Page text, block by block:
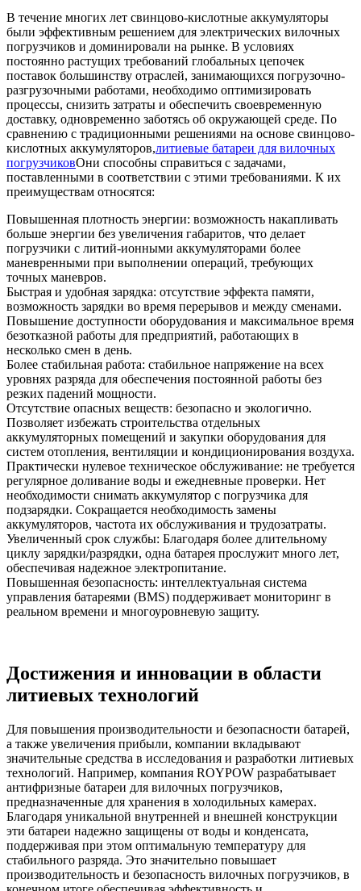
В течение многих лет свинцово-кислотные аккумуляторы
были эффективным решением для электрических вилочных
погрузчиков и доминировали на рынке. В условиях
постоянно растущих требований глобальных цепочек
поставок большинству отраслей, занимающихся погрузочно-
разгрузочными работами, необходимо оптимизировать
процессы, снизить затраты и обеспечить своевременную
доставку, одновременно заботясь об окружающей среде. По
сравнению с традиционными решениями на основе свинцово-
кислотных аккумуляторов,литиевые батареи для вилочных
погрузчиковОни способны справиться с задачами,
поставленными в соответствии с этими требованиями. К их
преимуществам относятся:
Повышенная плотность энергии: возможность накапливать
больше энергии без увеличения габаритов, что делает
погрузчики с литий-ионными аккумуляторами более
маневренными при выполнении операций, требующих
точных маневров.
Быстрая и удобная зарядка: отсутствие эффекта памяти,
возможность зарядки во время перерывов и между сменами.
Повышение доступности оборудования и максимальное время
безотказной работы для предприятий, работающих в
несколько смен в день.
Более стабильная работа: стабильное напряжение на всех
уровнях разряда для обеспечения постоянной работы без
резких падений мощности.
Отсутствие опасных веществ: безопасно и экологично.
Позволяет избежать строительства отдельных
аккумуляторных помещений и закупки оборудования для
систем отопления, вентиляции и кондиционирования воздуха.
Практически нулевое техническое обслуживание: не требуется
регулярное доливание воды и ежедневные проверки. Нет
необходимости снимать аккумулятор с погрузчика для
подзарядки. Сокращается необходимость замены
аккумуляторов, частота их обслуживания и трудозатраты.
Увеличенный срок службы: Благодаря более длительному
циклу зарядки/разрядки, одна батарея прослужит много лет,
обеспечивая надежное электропитание.
Повышенная безопасность: интеллектуальная система
управления батареями (BMS) поддерживает мониторинг в
реальном времени и многоуровневую защиту.
Достижения и инновации в области
литиевых технологий
Для повышения производительности и безопасности батарей,
а также увеличения прибыли, компании вкладывают
значительные средства в исследования и разработки литиевых
технологий. Например, компания ROYPOW разрабатывает
антифризные батареи для вилочных погрузчиков,
предназначенные для хранения в холодильных камерах.
Благодаря уникальной внутренней и внешней конструкции
эти батареи надежно защищены от воды и конденсата,
поддерживая при этом оптимальную температуру для
стабильного разряда. Это значительно повышает
производительность и безопасность вилочных погрузчиков, в